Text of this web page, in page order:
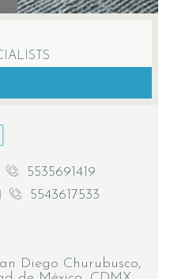
5535691419
5543617533
Diego Churubusco,